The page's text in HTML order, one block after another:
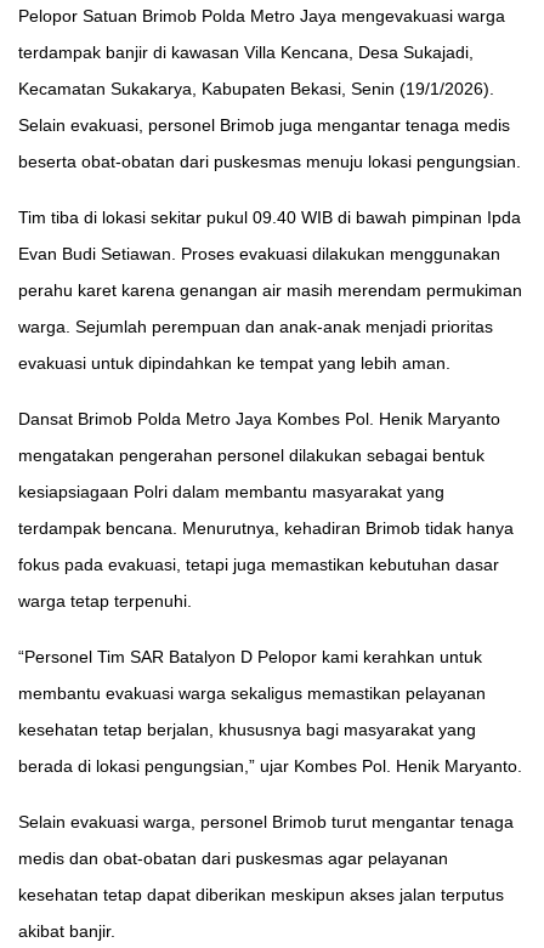
Pelopor Satuan Brimob Polda Metro Jaya mengevakuasi warga
terdampak banjir di kawasan Villa Kencana, Desa Sukajadi,
Kecamatan Sukakarya, Kabupaten Bekasi, Senin (19/1/2026).
Selain evakuasi, personel Brimob juga mengantar tenaga medis
beserta obat-obatan dari puskesmas menuju lokasi pengungsian.
Tim tiba di lokasi sekitar pukul 09.40 WIB di bawah pimpinan Ipda
Evan Budi Setiawan. Proses evakuasi dilakukan menggunakan
perahu karet karena genangan air masih merendam permukiman
warga. Sejumlah perempuan dan anak-anak menjadi prioritas
evakuasi untuk dipindahkan ke tempat yang lebih aman.
Dansat Brimob Polda Metro Jaya Kombes Pol. Henik Maryanto
mengatakan pengerahan personel dilakukan sebagai bentuk
kesiapsiagaan Polri dalam membantu masyarakat yang
terdampak bencana. Menurutnya, kehadiran Brimob tidak hanya
fokus pada evakuasi, tetapi juga memastikan kebutuhan dasar
warga tetap terpenuhi.
“Personel Tim SAR Batalyon D Pelopor kami kerahkan untuk
membantu evakuasi warga sekaligus memastikan pelayanan
kesehatan tetap berjalan, khususnya bagi masyarakat yang
berada di lokasi pengungsian,” ujar Kombes Pol. Henik Maryanto.
Selain evakuasi warga, personel Brimob turut mengantar tenaga
medis dan obat-obatan dari puskesmas agar pelayanan
kesehatan tetap dapat diberikan meskipun akses jalan terputus
akibat banjir.